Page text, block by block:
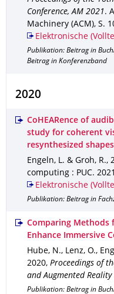
Conference, AM 2021 .
Machinery (ACM), S.
Elektronische
Publikation: Beitrag in
Beitrag in Konferenzband
2020
CoHEARence of
study for coherent
resynthesized shapes
Engeln, L. & Groh, R.,
computing : PUC. 2021
Elektronische
Publikation: Beitrag in
Comparing Methods
Enhance Immersive
Hube, N., Lenz, O.,
2020, Proceedings of
and Augmented Reality
Publikation: Beitrag in